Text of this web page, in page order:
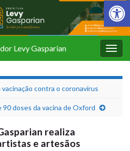
Barra de
Levy Gasparian
contra o coronavírus
90 doses da vacina de Oxford
realiza
e artesãos